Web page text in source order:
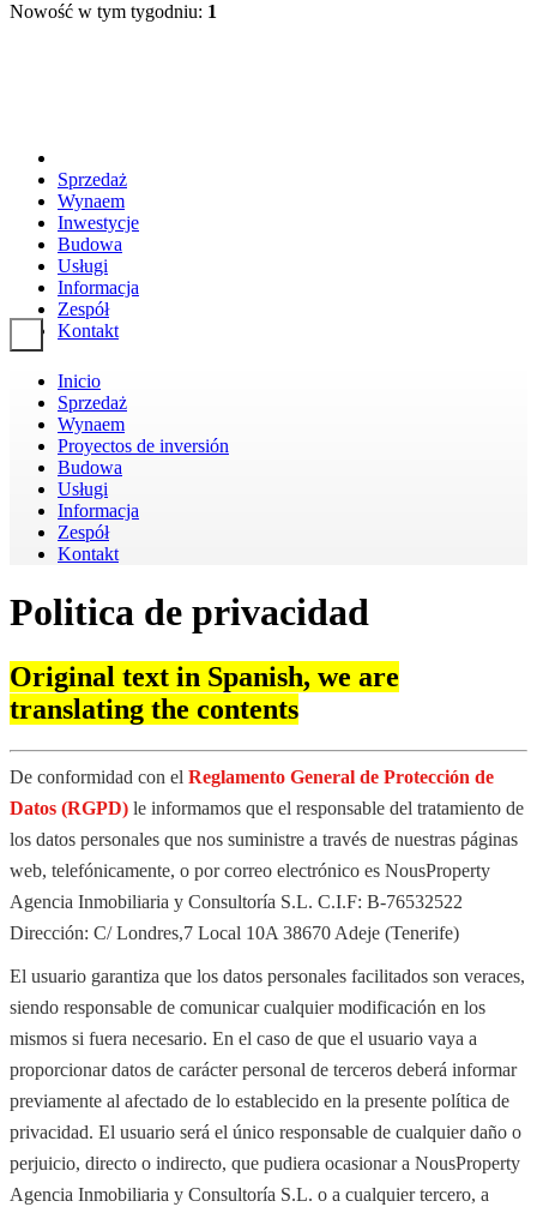
Nowość w tym tygodniu: 1
Sprzedaż
Wynaem
Inwestycje
Budowa
Usługi
Informacja
Zespół
Kontakt
Toggle navigation
Inicio
Sprzedaż
Wynaem
Proyectos de inversión
Budowa
Usługi
Informacja
Zespół
Kontakt
Politica de privacidad
Original text in Spanish, we are
translating the contents
De conformidad con el Reglamento General de Protección de
Datos (RGPD) le informamos que el responsable del tratamiento de
los datos personales que nos suministre a través de nuestras páginas
web, telefónicamente, o por correo electrónico es NousProperty
Agencia Inmobiliaria y Consultoría S.L. C.I.F: B-76532522
Dirección: C/ Londres,7 Local 10A 38670 Adeje (Tenerife)
El usuario garantiza que los datos personales facilitados son veraces,
siendo responsable de comunicar cualquier modificación en los
mismos si fuera necesario. En el caso de que el usuario vaya a
proporcionar datos de carácter personal de terceros deberá informar
previamente al afectado de lo establecido en la presente política de
privacidad. El usuario será el único responsable de cualquier daño o
perjuicio, directo o indirecto, que pudiera ocasionar a NousProperty
Agencia Inmobiliaria y Consultoría S.L. o a cualquier tercero, a